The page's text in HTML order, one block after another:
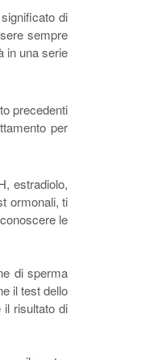
di
sempre
in una serie
precedenti
per
estradiolo,
ormonali, ti
le
di sperma
il test dello
risultato di